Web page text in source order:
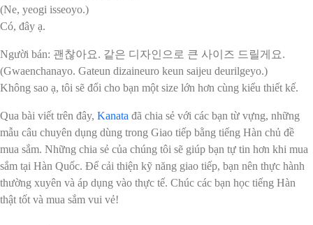
(Ne, yeogi isseoyo.)
Có, đây ạ.
Người bán: 괜찮아요. 같은 디자인으로 큰 사이즈 드릴게요.
(Gwaenchanayo. Gateun dizaineuro keun saijeu deurilgeyo.)
Không sao ạ, tôi sẽ đổi cho bạn một size lớn hơn cùng kiểu thiết kế.
Qua bài viết trên đây, Kanata đã chia sẻ với các bạn từ vựng, những
mẫu câu chuyên dụng dùng trong Giao tiếp bằng tiếng Hàn chủ đề
mua sắm. Những chia sẻ của chúng tôi sẽ giúp bạn tự tin hơn khi mua
sắm tại Hàn Quốc. Để cải thiện kỹ năng giao tiếp, bạn nên thực hành
thường xuyên và áp dụng vào thực tế. Chúc các bạn học tiếng Hàn
thật tốt và mua sắm vui vẻ!